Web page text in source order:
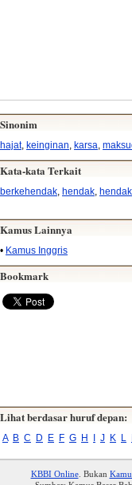
Sinonim
hajat, keinginan karsa
Kata-kata Terkait
berkehendak, hendak,
Kamus Lainnya
• Kamus Inggris
Bookmark
Lihat berdasar huruf depan:
A B C D E F G H I J K L
KBBI Online. Bukan